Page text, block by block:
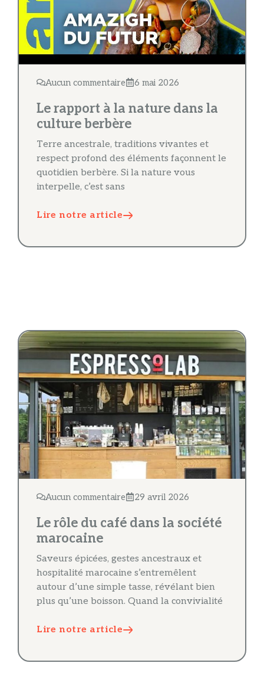
Aucun commentaire 6 mai 2026
Le rapport à la nature dans la
culture berbère
Terre ancestrale, traditions vivantes et
respect profond des éléments façonnent le
quotidien berbère. Si la nature vous
interpelle, c’est sans
Lire notre article
Aucun commentaire 29 avril 2026
Le rôle du café dans la société
marocaine
Saveurs épicées, gestes ancestraux et
hospitalité marocaine s’entremêlent
autour d’une simple tasse, révélant bien
plus qu’une boisson. Quand la convivialité
Lire notre article